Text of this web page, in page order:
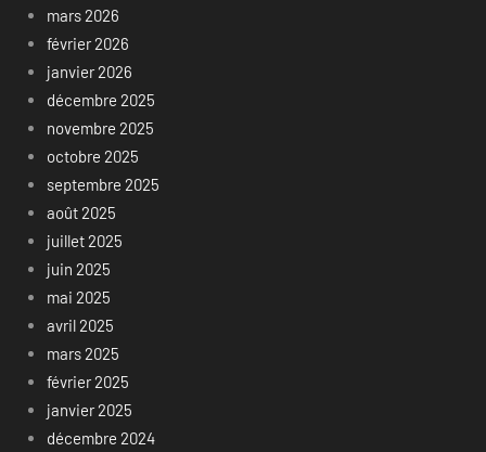
mars 2026
février 2026
janvier 2026
décembre 2025
novembre 2025
octobre 2025
septembre 2025
août 2025
juillet 2025
juin 2025
mai 2025
avril 2025
mars 2025
février 2025
janvier 2025
décembre 2024